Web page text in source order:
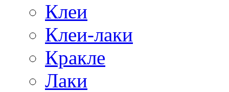
Клеи
Клеи-лаки
Кракле
Лаки